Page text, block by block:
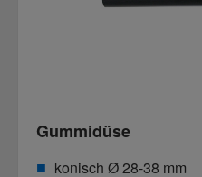
Gummidüse
konisch Ø 28-38 mm